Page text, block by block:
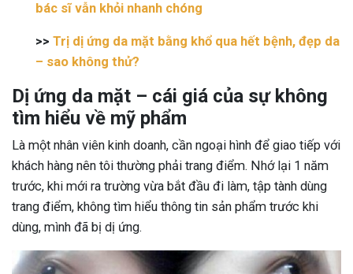
bác sĩ vẫn khỏi nhanh chóng
>> Trị dị ứng da mặt bằng khổ qua hết bệnh, đẹp da
– sao không thử?
Dị ứng da mặt – cái giá của sự không
tìm hiểu về mỹ phẩm
Là một nhân viên kinh doanh, cần ngoại hình để giao tiếp với
khách hàng nên tôi thường phải trang điểm. Nhớ lại 1 năm
trước, khi mới ra trường vừa bắt đầu đi làm, tập tành dùng
trang điểm, không tìm hiểu thông tin sản phẩm trước khi
dùng, mình đã bị dị ứng.